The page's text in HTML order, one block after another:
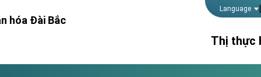
Language |
hóa Đài Bắc
Thị thực
advancing Taiwan-US exchanges and cooperation